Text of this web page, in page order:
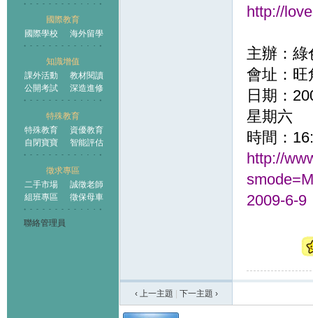
國際教育
國際學校
海外留學
知識增值
課外活動
教材閱讀
公開考試
深造進修
特殊教育
特殊教育
資優教育
自閉寶寶
智能評估
徵求專區
二手市場
誠徵老師
組班專區
徵保母車
聯絡管理員
http://
主辦：綠
會址：旺
日期：
星期六
時間：
http://
2009-6-9
‹ 上一主題 下一主題 ›